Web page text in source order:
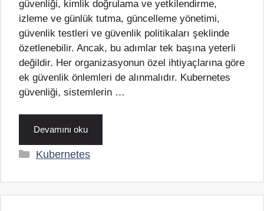
güvenliği, kimlik doğrulama ve yetkilendirme,
izleme ve günlük tutma, güncelleme yönetimi,
güvenlik testleri ve güvenlik politikaları şeklinde
özetlenebilir. Ancak, bu adımlar tek başına yeterli
değildir. Her organizasyonun özel ihtiyaçlarına göre
ek güvenlik önlemleri de alınmalıdır. Kubernetes
güvenliği, sistemlerin …
Devamını oku
Kategoriler
Kubernetes